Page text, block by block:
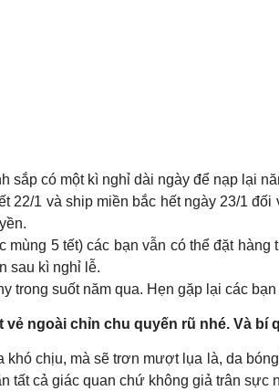
sắp có một kì nghỉ dài ngày để nạp lại
22/1 và ship miền bắc hết ngày 23/1
5 tết) các bạn vẫn có thể đặt
sau kì nghỉ lễ.
trong suốt năm qua. Hẹn gặp lại các
vẻ ngoài chỉn chu quyến rũ nhé. Và
khó chịu, mà sẽ trơn mượt lụa là, da
tất cả giác quan chứ không giả trân sực